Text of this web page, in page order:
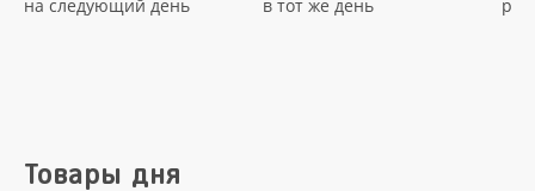
на следующий день
в тот же день
Товары дня